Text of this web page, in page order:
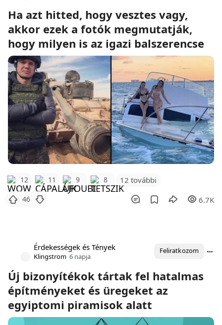
Ha azt hitted, hogy vesztes vagy,
akkor ezek a fotók megmutatják,
hogy milyen is az igazi balszerencse
12 11 9 8 12 további
46 6.7K
Érdekességek és Tények
Klingstrom 6 napja
Feliratkozom
Új bizonyítékok tártak fel hatalmas
építményeket és üregeket az
egyiptomi piramisok alatt